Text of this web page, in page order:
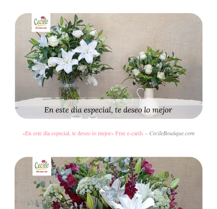
«En este día especial, te deseo lo mejor» Free e-cards – CecileBoutique.com